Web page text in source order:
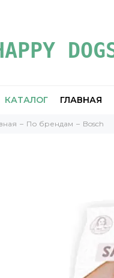
КАТАЛОГ ГЛАВНАЯ
По брендам Bosch